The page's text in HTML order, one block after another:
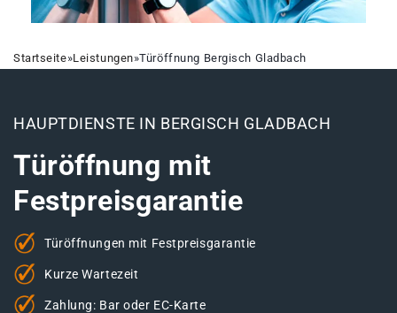
Startseite»Leistungen»Türöffnung Bergisch Gladbach
HAUPTDIENSTE IN BERGISCH GLADBACH
Türöffnung mit
Festpreisgarantie
Türöffnungen mit Festpreisgarantie
Kurze Wartezeit
Zahlung: Bar oder EC-Karte